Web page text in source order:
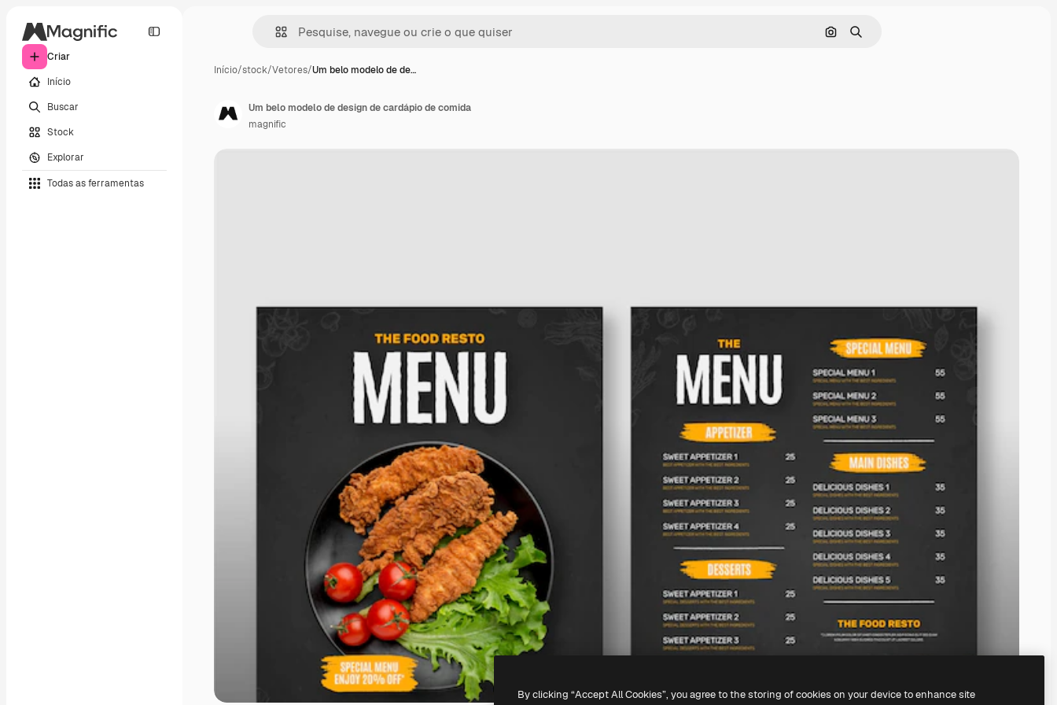
Criar
Início
Buscar
Stock
Explorar
Todas as ferramentas
Pesquisar por imagem
Buscar
Início/stock/Vetores/Um belo modelo de de…
Um belo modelo de design de cardápio de comida
magnific
By clicking “Accept All Cookies”, you agree to the storing of cookies on your device to enhance site